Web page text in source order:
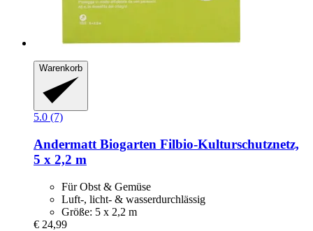
Warenkorb
5.0 (7)
Andermatt Biogarten Filbio-​Kulturschutznetz,
5 x 2,2 m
Für Obst & Gemüse
Luft-, licht- & wasserdurchlässig
Größe: 5 x 2,2 m
€ 24,99